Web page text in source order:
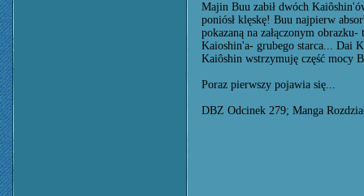
Majin Buu zabił dwóch
poniósł klęskę! Buu najpierw
pokazaną na załączonym
Kaioshin'a- grubego starca... Dai
Kaiôshin wstrzymuję część mocy
Poraz pierwszy pojawia się...
DBZ Odcinek 279; Manga